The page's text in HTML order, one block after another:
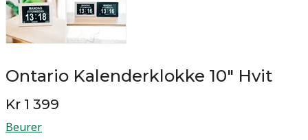
Ontario Kalenderklokke 10" Hvit
Kr 1 399
Beurer